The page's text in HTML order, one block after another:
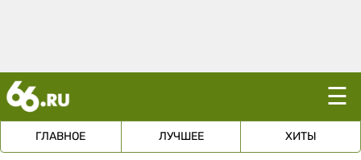
☰
ГЛАВНОЕ ЛУЧШЕЕ ХИТЫ